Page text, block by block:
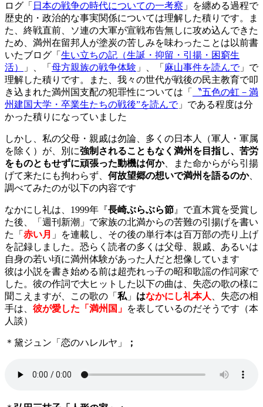
ログ「 日本の戦争の時代についての一考察 」を纏める過程で
歴史的・政治的な事実関係については理解した積りです。ま
た、終戦直前、ソ連の大軍が宣戦布告無しに攻め込んできた
ため、満州在留邦人が塗炭の苦しみを味わったことは以前書
いたブログ「 生い立ちの記（生誕・抑留・引揚・困窮生
活）
」、「 母方親族の戦争体験 」、「 麻山事件を読んで」で
理解した積りです。また、我々の世代が戦後の民主教育で叩
き込まれた満州国支配の犯罪性については「
〝五色の虹－満
州建国大学・卒業生たちの戦後”を読んで」である程度は分
かった積りになっていました
しかし、私の父母・親戚は勿論、多くの日本人（軍人・軍属
を除く）が、別に強制されることもなく満州を目指し、苦労
をものともせずに頑張った動機は何か、また命からがら引揚
げて来たにも拘わらず、 何故望郷の想いで満州を語るのか、
調べてみたのが以下の内容です
なかにし礼は、1999年『長崎ぶらぶら節 』で直木賞を受賞し
た後、「週刊新潮」で家族の北満からの苦難の引揚げを書い
た「 赤い月 」を連載し、その後の単行本は百万部の売り上げ
を記録しました。恐らく読者の多くは父母、親戚、あるいは
自身の若い頃に満州体験があった人だと想像しています
彼は小説を書き始める前は超売れっ子の昭和歌謡の作詞家で
した。彼の作詞で大ヒットした以下の曲は、失恋の歌の様に
聞こえますが、この歌の「 私 」 はなかにし礼本人
、失恋の相
手は、 彼が愛した「満州国」 を表しているのだそうです（本
人談）
＊黛ジュン「恋のハレルヤ」 ；